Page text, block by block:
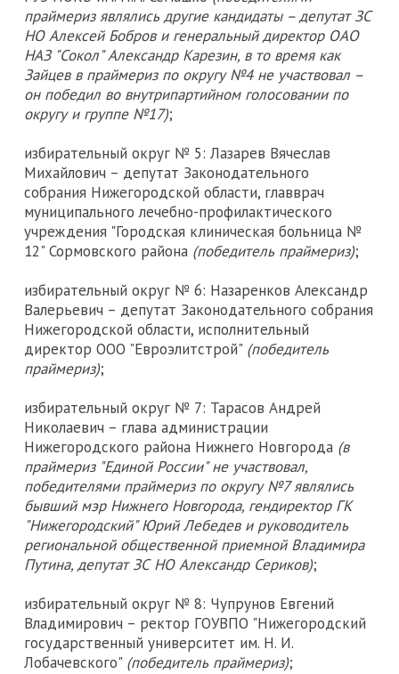
праймериз являлись другие кандидаты – депутат ЗС
НО Алексей Бобров и генеральный директор ОАО
НАЗ "Сокол" Александр Карезин, в то время как
Зайцев в праймериз по округу №4 не участвовал –
он победил во внутрипартийном голосовании по
округу и группе №17);
избирательный округ № 5: Лазарев Вячеслав
Михайлович – депутат Законодательного
собрания Нижегородской области, главврач
муниципального лечебно-профилактического
учреждения "Городская клиническая больница №
12" Сормовского района (победитель праймериз);
избирательный округ № 6: Назаренков Александр
Валерьевич – депутат Законодательного собрания
Нижегородской области, исполнительный
директор ООО "Евроэлитстрой" (победитель
праймериз);
избирательный округ № 7: Тарасов Андрей
Николаевич – глава администрации
Нижегородского района Нижнего Новгорода (в
праймериз "Единой России" не участвовал,
победителями праймериз по округу №7 являлись
бывший мэр Нижнего Новгорода, гендиректор ГК
"Нижегородский" Юрий Лебедев и руководитель
региональной общественной приемной Владимира
Путина, депутат ЗС НО Александр Сериков);
избирательный округ № 8: Чупрунов Евгений
Владимирович – ректор ГОУВПО "Нижегородский
государственный университет им. Н. И.
Лобачевского" (победитель праймериз);